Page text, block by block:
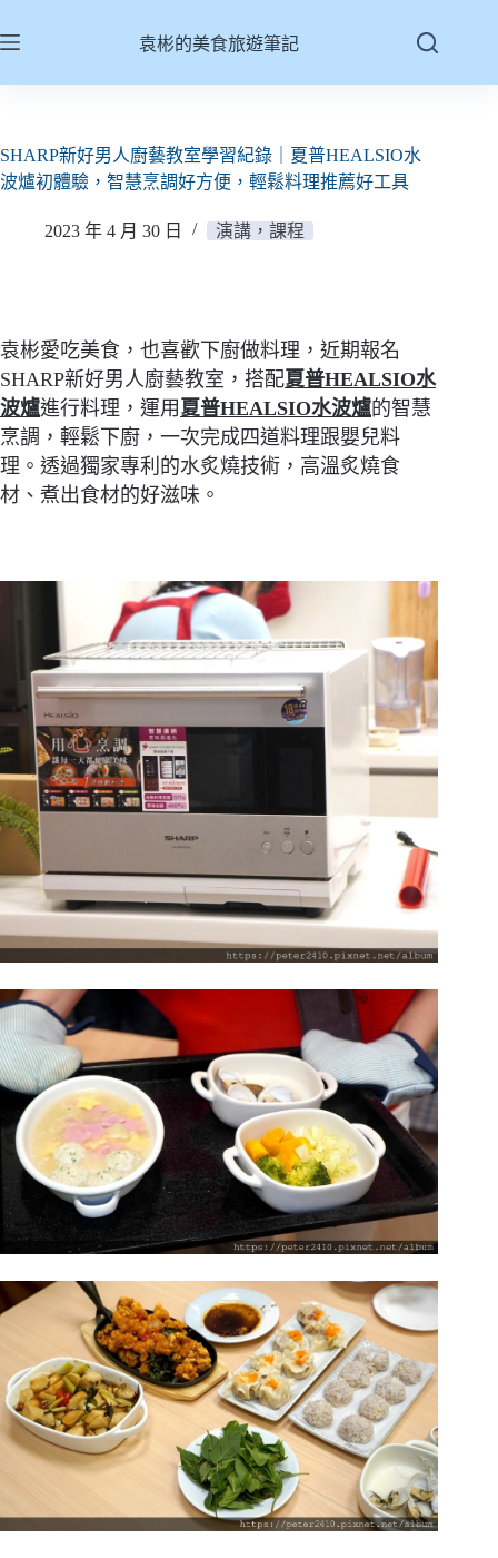
至
容
袁彬的美食旅遊筆記
SHARP新好男人廚藝教室學習紀錄｜夏普HEALSIO水
波爐初體驗，智慧烹調好方便，輕鬆料理推薦好工具
2023 年 4 月 30 日 演講，課程
袁彬愛吃美食，也喜歡下廚做料理，近期報名
SHARP新好男人廚藝教室，搭配夏普HEALSIO水
波爐進行料理，運用 夏普HEALSIO水波爐的智慧
烹調，輕鬆下廚，一次完成四道料理跟嬰兒料
理。透過獨家專利的水炙燒技術，高溫炙燒食
材、煮出食材的好滋味。